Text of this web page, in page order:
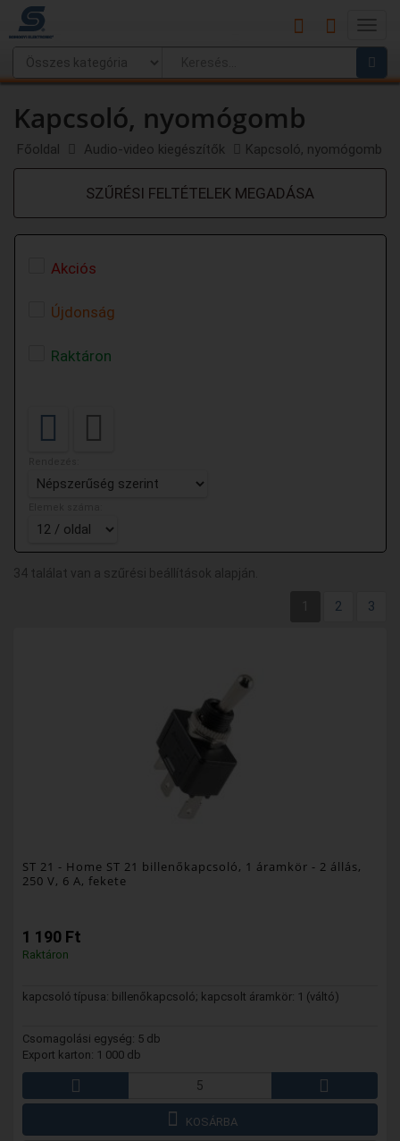
Main
Menu
Kapcsoló, nyomógomb
Főoldal Audio-video kiegészítők Kapcsoló, nyomógomb
SZŰRÉSI FELTÉTELEK MEGADÁSA
Akciós
Újdonság
Raktáron
34 találat van a szűrési beállítások alapján.
2 3
ST 21 - Home ST 21 billenőkapcsoló, 1 áramkör - 2 állás,
250 V, 6 A, fekete
1 190 Ft
Raktáron
kapcsoló típusa: billenőkapcsoló; kapcsolt áramkör: 1 (váltó)
Csomagolási egység: 5 db
Export karton: 1 000 db
KOSÁRBA